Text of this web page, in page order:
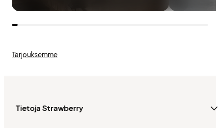
Tarjouksemme
Tietoja Strawberry